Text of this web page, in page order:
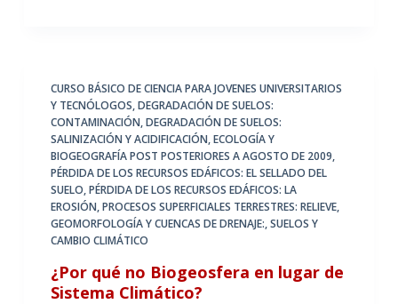
CURSO BÁSICO DE CIENCIA PARA JOVENES UNIVERSITARIOS
Y TECNÓLOGOS,DEGRADACIÓN DE SUELOS:
CONTAMINACIÓN,DEGRADACIÓN DE SUELOS:
SALINIZACIÓN Y ACIDIFICACIÓN,ECOLOGÍA Y
BIOGEOGRAFÍA POST POSTERIORES A AGOSTO DE 2009,
PÉRDIDA DE LOS RECURSOS EDÁFICOS: EL SELLADO DEL
SUELO,PÉRDIDA DE LOS RECURSOS EDÁFICOS: LA
EROSIÓN,PROCESOS SUPERFICIALES TERRESTRES: RELIEVE,
GEOMORFOLOGÍA Y CUENCAS DE DRENAJE:,SUELOS Y
CAMBIO CLIMÁTICO
¿Por qué no Biogeosfera en lugar de
Sistema Climático?